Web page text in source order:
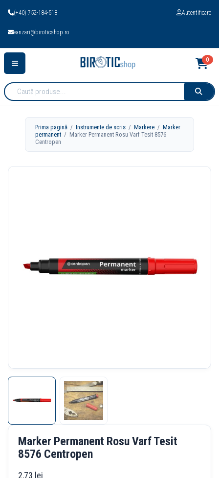
(+40) 752-184-518
vanzari@biroticshop.ro
Autentificare
Cauta
produse:
0
Prima pagină /Instrumente de scris /Markere /Marker
permanent / Marker Permanent Rosu Varf Tesit 8576
Centropen
Marker Permanent Rosu Varf Tesit
8576 Centropen
2,73 lei